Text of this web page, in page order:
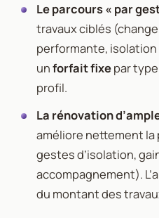
Le parcours « par
travaux ciblés
performante, isolation
unforfait fixepar
profil.
La rénovation
améliore nettement la
gestes d’isolation,
accompagnement).
du montant des